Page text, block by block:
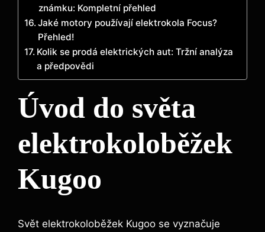
známku: Kompletní přehled
Jaké motory používají elektrokola Focus?
Přehled!
Kolik se prodá elektrických aut: Tržní analýza
a předpovědi
Úvod do světa
elektrokoloběžek
Kugoo
Svět elektrokoloběžek Kugoo se vyznačuje